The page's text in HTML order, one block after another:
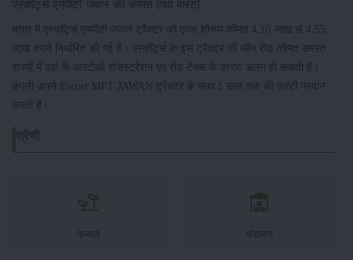
भारत में एस्कॉर्ट्स एमपीटी जवान ट्रैक्टर की एक्स शोरूम कीमत 4.10 लाख से 4.55
लाख रुपये निर्धारित की गई है। एस्कॉर्ट्स के इस ट्रैक्टर की ऑन रोड कीमत समस्त
राज्यों में वहां के आरटीओ रजिस्ट्रेशन एवं रोड टैक्स के कारण अलग हो सकती है।
कंपनी अपने Escort MPT JAWAN ट्रैक्टर के साथ 1 साल तक की वारंटी प्रदान
करती है।
फसल भंडारण